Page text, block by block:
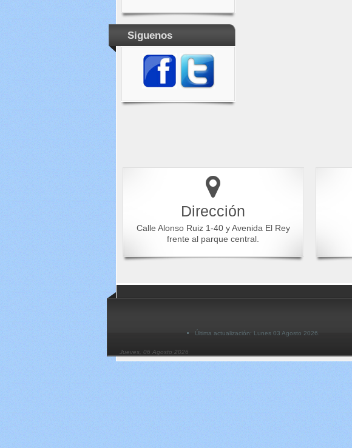
Siguenos
Dirección
Calle Alonso Ruiz 1-40 y Avenida El Rey
frente al parque central.
Última actualización: Lunes 03 Agosto 2026.
Jueves, 06 Agosto 2026